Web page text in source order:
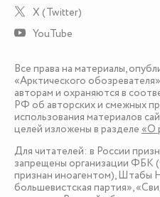
X (Twitter)
YouTube
Все права на материалы,
«Арктического
авторам и охраняются в
РФ об авторских и смежных
использования материалов
целей изложены в разделе «О
Для читателей: в России
запрещены организации ФБК
признан иноагентом), Штабы
большевистская партия»,